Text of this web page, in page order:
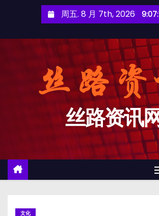
周五. 8 月 7th, 2026
丝路资讯
文化